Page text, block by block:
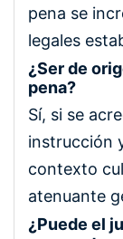
pena se
legales
¿Ser de
pena?
Sí, si se
instrucción
contexto
atenuante
¿Puede el